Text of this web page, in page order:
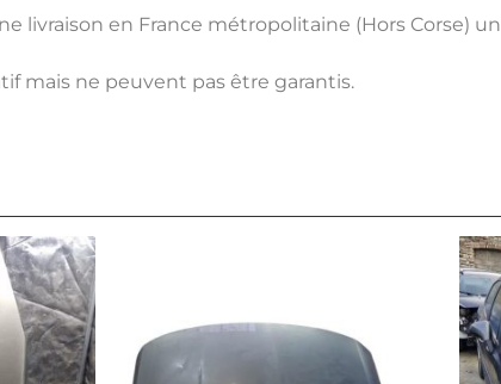
livraison en France métropolitaine (Hors Corse)
mais ne peuvent pas être garantis.